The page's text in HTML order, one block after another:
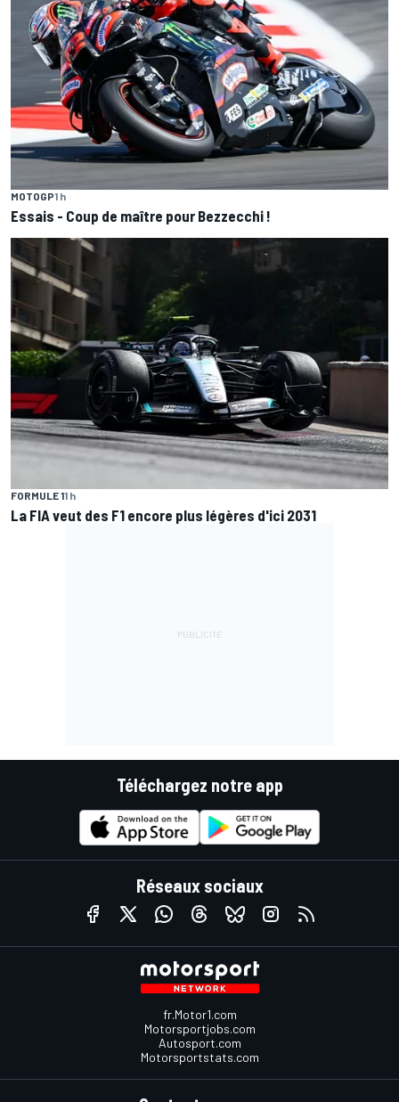
MOTOGP1 h
Essais - Coup de maître pour Bezzecchi !
FORMULE 11 h
La FIA veut des F1 encore plus légères d'ici 2031
Téléchargez notre app
Réseaux sociaux
fr.Motor1.com
Motorsportjobs.com
Autosport.com
Motorsportstats.com